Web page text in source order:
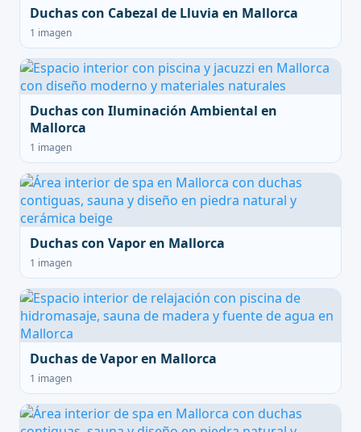
Duchas con Cabezal de Lluvia en Mallorca
1 imagen
Duchas con Iluminación Ambiental en
Mallorca
1 imagen
Duchas con Vapor en Mallorca
1 imagen
Duchas de Vapor en Mallorca
1 imagen